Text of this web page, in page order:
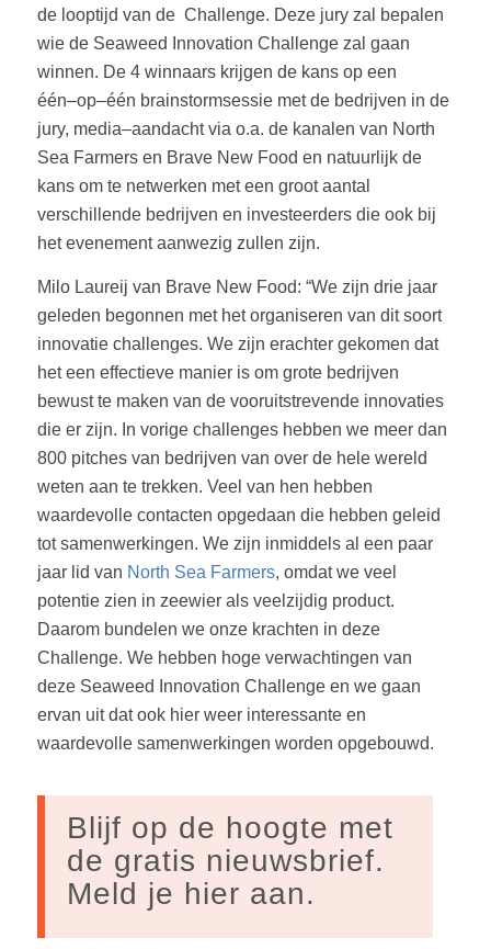
de looptijd van de Challenge. Deze jury zal bepalen
wie de Seaweed Innovation Challenge zal gaan
winnen. De 4 winnaars krijgen de kans op een
één–op–één brainstormsessie met de bedrijven in de
jury, media–aandacht via o.a. de kanalen van North
Sea Farmers en Brave New Food en natuurlijk de
kans om te netwerken met een groot aantal
verschillende bedrijven en investeerders die ook bij
het evenement aanwezig zullen zijn.
Milo Laureij van Brave New Food: “We zijn drie jaar
geleden begonnen met het organiseren van dit soort
innovatie challenges. We zijn erachter gekomen dat
het een effectieve manier is om grote bedrijven
bewust te maken van de vooruitstrevende innovaties
die er zijn. In vorige challenges hebben we meer dan
800 pitches van bedrijven van over de hele wereld
weten aan te trekken. Veel van hen hebben
waardevolle contacten opgedaan die hebben geleid
totsamenwerkingen. We zijn inmiddels al een paar
jaar lid van North Sea Farmers, omdat we veel
potentie zien in zeewier als veelzijdig product.
Daarom bundelen we onze krachten in deze
Challenge. We hebben hoge verwachtingen van
deze Seaweed Innovation Challenge en we gaan
ervan uit dat ook hier weer interessante en
waardevolle samenwerkingen worden opgebouwd.
Blijf op de hoogte met
de gratis nieuwsbrief.
Meld je hier aan.